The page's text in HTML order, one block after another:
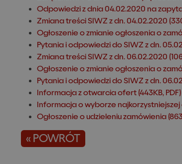
Odpowiedzi z dnia 04.02.2020 na
Zmiana treści SIWZ z dn. 04.02.2020
Ogłoszenie o zmianie ogłoszenia o
Pytania i odpowiedzi do SIWZ z dn.
Zmiana treści SIWZ z dn. 06.02.2020
Ogłoszenie o zmianie ogłoszenia o
Pytania i odpowiedzi do SIWZ z dn.
Informacja z otwarcia ofert (443KB, PDF)
Informacja o wyborze najkorzystniejszej
Ogłoszenie o udzieleniu zamówienia
« POWRÓT